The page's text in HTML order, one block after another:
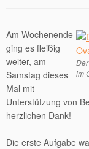
im
Am Wochenende
ging es fleißig
weiter, am
Samstag dieses
Mal mit
Unterstützung von
herzlichen Dank!
Die erste Aufgabe